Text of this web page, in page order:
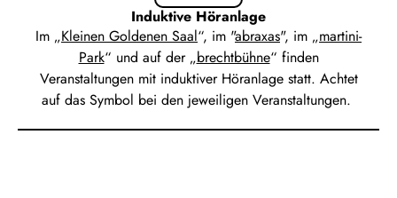
Induktive Höranlage
Im „Kleinen Goldenen Saal“, im "abraxas", im „martini-
Park“ und auf der „brechtbühne“ finden
Veranstaltungen mit induktiver Höranlage statt. Achtet
auf das Symbol bei den jeweiligen Veranstaltungen.